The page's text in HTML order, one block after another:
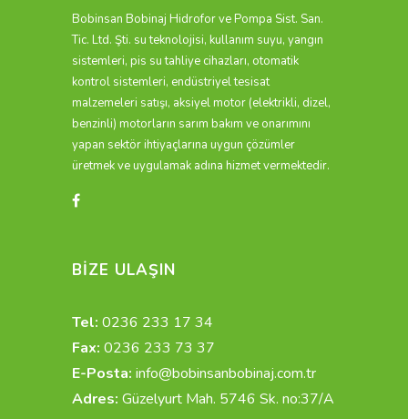
Bobinsan Bobinaj Hidrofor ve Pompa Sist. San.
Tic. Ltd. Şti. su teknolojisi, kullanım suyu, yangın
sistemleri, pis su tahliye cihazları, otomatik
kontrol sistemleri, endüstriyel tesisat
malzemeleri satışı, aksiyel motor (elektrikli, dizel,
benzinli) motorların sarım bakım ve onarımını
yapan sektör ihtiyaçlarına uygun çözümler
üretmek ve uygulamak adına hizmet vermektedir.
BİZE ULAŞIN
Tel: 0236 233 17 34
Fax: 0236 233 73 37
E-Posta: info@bobinsanbobinaj.com.tr
Adres: Güzelyurt Mah. 5746 Sk. no:37/A